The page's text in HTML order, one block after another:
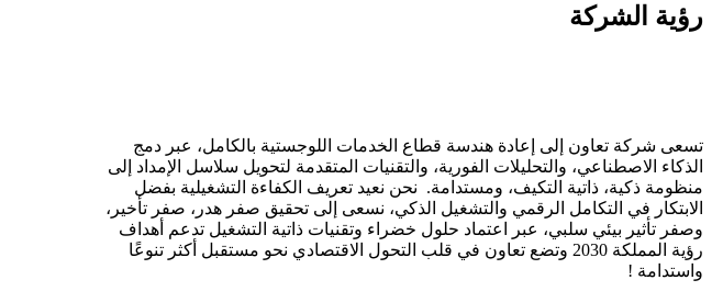
رؤية الشركة
تسعى شركة تعاون إلى إعادة هندسة قطاع الخدمات اللوجستية بالكامل، عبر دمج
الذكاء الاصطناعي، والتحليلات الفورية، والتقنيات المتقدمة لتحويل سلاسل الإمداد إلى
منظومة ذكية، ذاتية التكيف، ومستدامة. نحن نعيد تعريف الكفاءة التشغيلية بفضل
الابتكار في التكامل الرقمي والتشغيل الذكي، نسعى إلى تحقيق صفر هدر، صفر تأخير،
وصفر تأثير بيئي سلبي، عبر اعتماد حلول خضراء وتقنيات ذاتية التشغيل تدعم أهداف
رؤية المملكة 2030 وتضع تعاون في قلب التحول الاقتصادي نحو مستقبل أكثر تنوعًا
واستدامة !